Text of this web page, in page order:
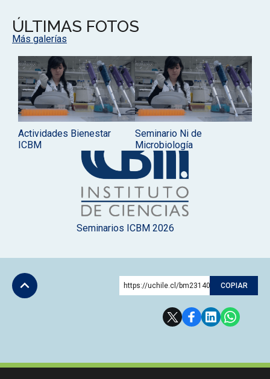
ÚLTIMAS FOTOS
Más galerías
Actividades Bienestar
ICBM
Seminario Ni de
Microbiología
Seminarios ICBM 2026
https://uchile.cl/bm231408 COPIAR